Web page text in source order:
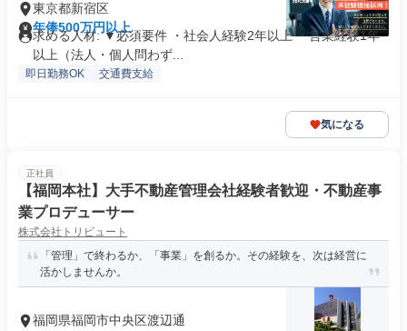
東京都新宿区
年俸500万円以上
求める人材: ▼必須要件 ・社会人経験2年以上 ・営業経験1年
以上（法人・個人問わず...
即日勤務OK 交通費支給
気になる
正社員
【福岡本社】大手不動産管理会社経験者歓迎・不動産事
業プロデューサー
株式会社トリビュート
「管理」で終わるか、「事業」を創るか。その経験を、次は経営に
活かしませんか。
福岡県福岡市中央区渡辺通